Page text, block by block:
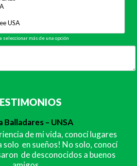
seleccionar más de una opción
Balladares – UNSA
de mi vida, conocí lugares
solo en sueños! No solo, conocí
de desconocidos a buenos